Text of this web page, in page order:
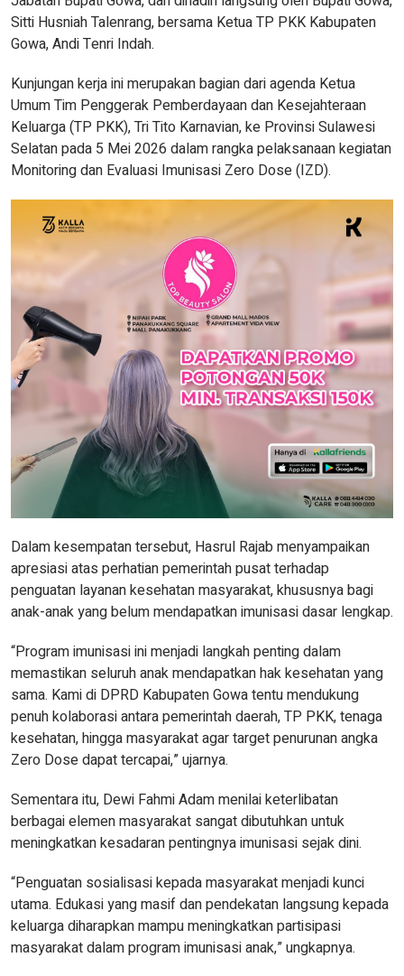
Sitti Husniah Talenrang, bersama Ketua TP PKK Kabupaten
Gowa, Andi Tenri Indah.
Kunjungan kerja ini merupakan bagian dari agenda Ketua
Umum Tim Penggerak Pemberdayaan dan Kesejahteraan
Keluarga (TP PKK), Tri Tito Karnavian, ke Provinsi Sulawesi
Selatan pada 5 Mei 2026 dalam rangka pelaksanaan kegiatan
Monitoring dan Evaluasi Imunisasi Zero Dose (IZD).
Dalam kesempatan tersebut, Hasrul Rajab menyampaikan
apresiasi atas perhatian pemerintah pusat terhadap
penguatan layanan kesehatan masyarakat, khususnya bagi
anak-anak yang belum mendapatkan imunisasi dasar lengkap.
“Program imunisasi ini menjadi langkah penting dalam
memastikan seluruh anak mendapatkan hak kesehatan yang
sama. Kami di DPRD Kabupaten Gowa tentu mendukung
penuh kolaborasi antara pemerintah daerah, TP PKK, tenaga
kesehatan, hingga masyarakat agar target penurunan angka
Zero Dose dapat tercapai,” ujarnya.
Sementara itu, Dewi Fahmi Adam menilai keterlibatan
berbagai elemen masyarakat sangat dibutuhkan untuk
meningkatkan kesadaran pentingnya imunisasi sejak dini.
“Penguatan sosialisasi kepada masyarakat menjadi kunci
utama. Edukasi yang masif dan pendekatan langsung kepada
keluarga diharapkan mampu meningkatkan partisipasi
masyarakat dalam program imunisasi anak,” ungkapnya.